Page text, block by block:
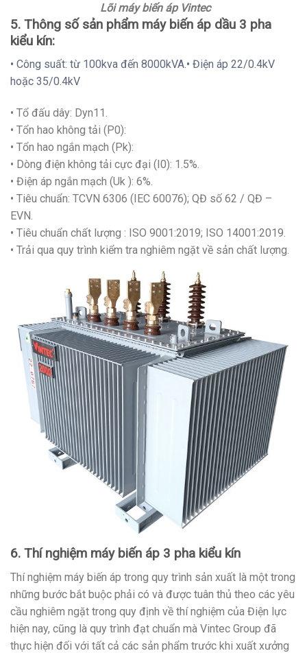
Lõi máy biến áp Vintec
5. Thông số sản phẩm máy biến áp dầu 3 pha
kiểu kín:
• Công suất: từ 100kva đến 8000kVA.• Điện áp 22/0.4kV
hoặc 35/0.4kV
• Tổ đấu dây: Dyn11.
• Tổn hao không tải (P0):
• Tổn hao ngắn mạch (Pk):
• Dòng điện không tải cực đại (I0): 1.5%.
• Điện áp ngắn mạch (Uk ): 6%.
• Tiêu chuẩn: TCVN 6306 (IEC 60076); QĐ số 62 / QĐ –
EVN.
• Tiêu chuẩn chất lượng : ISO 9001:2019; ISO 14001:2019.
• Trải qua quy trình kiểm tra nghiêm ngặt về sản chất lượng.
6. Thí nghiệm máy biến áp 3 pha kiểu kín
Thí nghiệm máy biến áp trong quy trình sản xuất là một trong
những bước bắt buộc phải có và được tuân thủ theo các yêu
cầu nghiêm ngặt trong quy định về thí nghiệm của Điện lực
hiện nay, cũng là quy trình đạt chuẩn mà Vintec Group đã
thực hiện đối với tất cả các sản phẩm trước khi xuất xưởng